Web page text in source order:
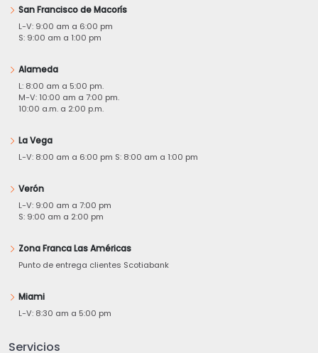
San Francisco de Macorís
L-V: 9:00 am a 6:00 pm
S: 9:00 am a 1:00 pm
Alameda
L: 8:00 am a 5:00 pm.
M-V: 10:00 am a 7:00 pm.
10:00 a.m. a 2:00 p.m.
La Vega
L-V: 8:00 am a 6:00 pm S: 8:00 am a 1:00 pm
Verón
L-V: 9:00 am a 7:00 pm
S: 9:00 am a 2:00 pm
Zona Franca Las Américas
Punto de entrega clientes Scotiabank
Miami
L-V: 8:30 am a 5:00 pm
Servicios